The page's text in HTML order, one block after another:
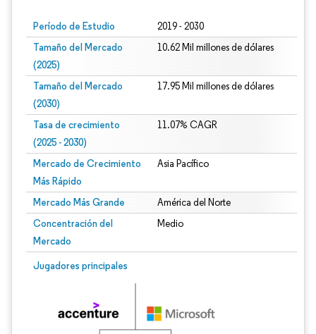
Período de Estudio 2019 - 2030
Tamaño del Mercado
(2025)
10.62 Mil millones de dólares
Tamaño del Mercado
(2030)
17.95 Mil millones de dólares
Tasa de crecimiento
(2025 - 2030)
11.07% CAGR
Mercado de Crecimiento
Más Rápido
Asia Pacífico
Mercado Más Grande América del Norte
Concentración del
Mercado
Medio
Jugadores principales
Imagen © Mordor Intelligence. El uso requiere atribución según CC BY 4.0.